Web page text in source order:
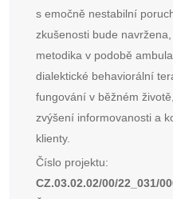
s emočně nestabilní
zkušenosti bude
metodika v podobě
dialektické behaviorální
fungování v běžném
zvýšení informovanosti a
klienty.
Číslo projektu:
CZ.03.02.02/00/22_031/